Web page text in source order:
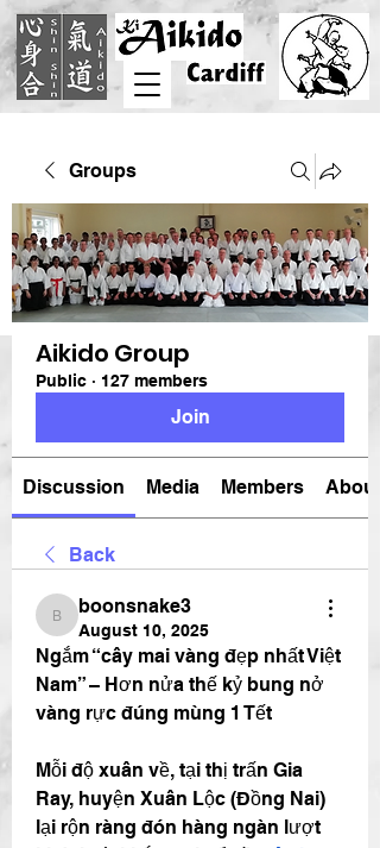
Groups
Aikido Group
Public · 127 members
Join
Discussion Media Members About
Back
boonsnake3
boonsnake3
August 10, 2025
Ngắm “cây mai vàng đẹp nhất Việt
Nam” – Hơn nửa thế kỷ bung nở
vàng rực đúng mùng 1 Tết
Mỗi độ xuân về, tại thị trấn Gia
Ray, huyện Xuân Lộc (Đồng Nai)
lại rộn ràng đón hàng ngàn lượt